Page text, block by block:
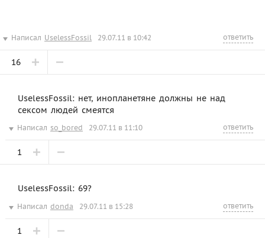
Написал UselessFossil 29.07.11 в 10:42 ответить
16
UselessFossil: нет, инопланетяне должны не над
сексом людей смеятся
Написал so_bored 29.07.11 в 11:10 ответить
1
UselessFossil: 69?
Написал donda 29.07.11 в 15:28 ответить
1